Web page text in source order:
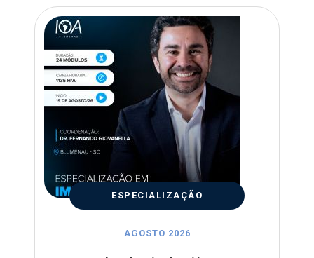
ESPECIALIZAÇÃO
AGOSTO 2026